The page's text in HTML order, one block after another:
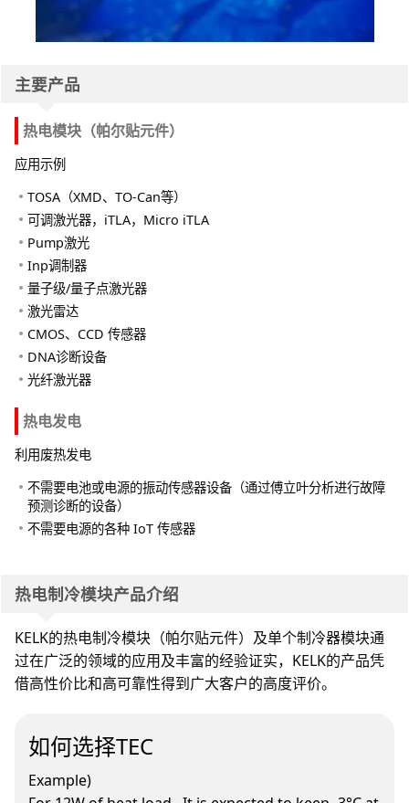
主要产品
热电模块（帕尔贴元件）
应用示例
TOSA（XMD、TO-Can等）
可调激光器，iTLA，Micro iTLA
Pump激光
Inp调制器
量子级/量子点激光器
激光雷达
CMOS、CCD 传感器
DNA诊断设备
光纤激光器
热电发电
利用废热发电
不需要电池或电源的振动传感器设备（通过傅立叶分析进行故障
预测诊断的设备）
不需要电源的各种 IoT 传感器
热电制冷模块产品介绍
KELK的热电制冷模块（帕尔贴元件）及单个制冷器模块通
过在广泛的领域的应用及丰富的经验证实，KELK的产品凭
借高性价比和高可靠性得到广大客户的高度评价。
如何选择TEC
Example)